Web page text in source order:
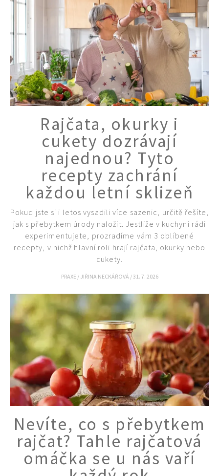
Objednat >
Rajčata, okurky i
cukety dozrávají
najednou? Tyto
recepty zachrání
každou letní sklizeň
Pokud jste si i letos vysadili více sazenic, určitě řešíte,
jak s přebytkem úrody naložit. Jestliže v kuchyni rádi
experimentujete, prozradíme vám 3 oblíbené
recepty, v nichž hlavní roli hrají rajčata, okurky nebo
cukety.
PRAXE / JIŘINA NECKÁŘOVÁ /31. 7. 2026
Nevíte, co s přebytkem
rajčat? Tahle rajčatová
omáčka se u nás vaří